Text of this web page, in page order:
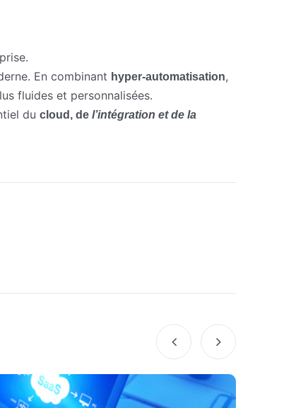
En combinant hyper-automatisation,
fluides et personnalisées.
du cloud, de l’intégration et de la